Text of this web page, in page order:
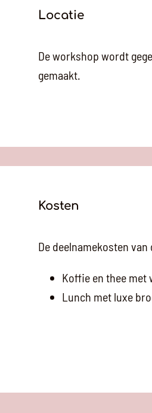
Locatie
De workshop wordt
gemaakt.
Kosten
De deelnamekosten
Koffie en thee met
Lunch met luxe